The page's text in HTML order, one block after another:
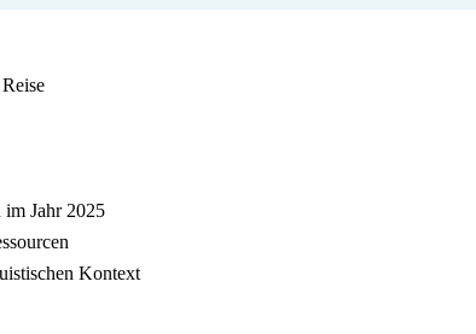
Jahr 2025
Kontext